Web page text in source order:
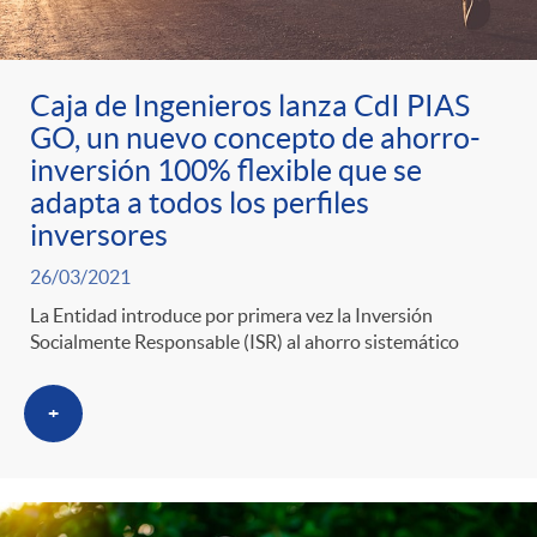
r
a
S
a
l
a
n
p
o
r
c
e
n
i
d
o
l
i
c
a
d
o
Caja de Ingenieros lanza CdI PIAS
GO, un nuevo concepto de ahorro-
inversión 100% flexible que se
adapta a todos los perfiles
inversores
26/03/2021
La Entidad introduce por primera vez la Inversión
Socialmente Responsable (ISR) al ahorro sistemático
+